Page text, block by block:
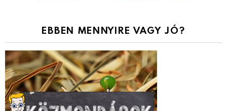
EBBEN MENNYIRE VAGY JÓ?